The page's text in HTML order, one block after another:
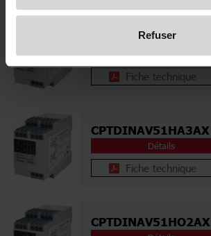
Refuser
CPTDINAV51HA1AX
Détails
Fiche technique
CPTDINAV51HA3AX
Détails
Fiche technique
CPTDINAV51HO2AX